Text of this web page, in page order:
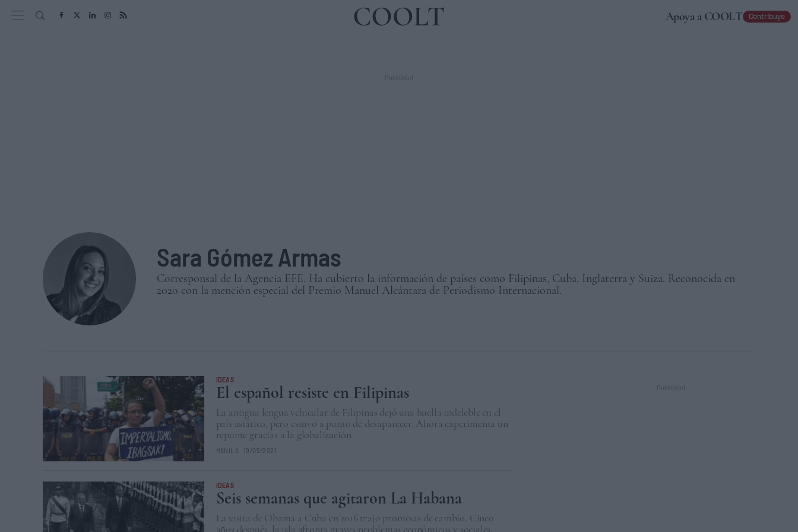
Apoya a COOLT Contribuye
Sara Gómez Armas
Corresponsal de la Agencia EFE. Ha cubierto la información de países como Filipinas, Cuba, Inglaterra y Suiza. Reconocida en
2020 con la mención especial del Premio Manuel Alcántara de Periodismo Internacional.
IDEAS
El español resiste en Filipinas
La antigua lengua vehicular de Filipinas dejó una huella indeleble en el
país asiático, pero estuvo a punto de desaparecer. Ahora experimenta un
repunte gracias a la globalización.
MANILA 19/05/2021
IDEAS
Seis semanas que agitaron La Habana
La visita de Obama a Cuba en 2016 trajo promesas de cambio. Cinco
años después, la isla afronta graves problemas económicos y sociales.